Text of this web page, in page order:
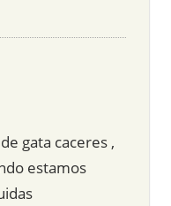
gata caceres ,
estamos